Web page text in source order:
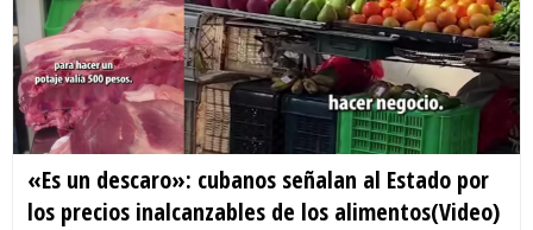
«Es un descaro»: cubanos señalan al Estado por
los precios inalcanzables de los alimentos(Video)